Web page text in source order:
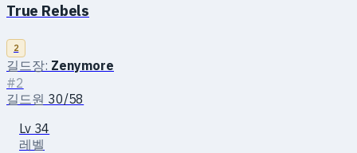
True Rebels
2
길드장: Zenymоre
#2
길드원 30/58
Lv 34
레벨